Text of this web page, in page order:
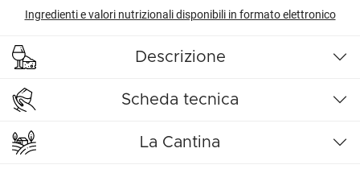
Ingredienti e valori nutrizionali disponibili in formato elettronico
Descrizione
Scheda tecnica
La Cantina